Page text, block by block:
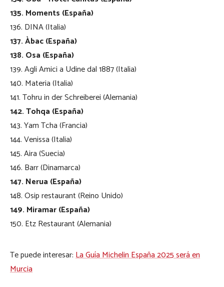
135. Moments (España)
136. DINA (Italia)
137. Àbac (España)
138. Osa (España)
139. Agli Amici a Udine dal 1887 (Italia)
140. Materia (Italia)
141. Tohru in der Schreiberei (Alemania)
142. Tohqa (España)
143. Yam Tcha (Francia)
144. Venissa (Italia)
145. Aira (Suecia)
146. Barr (Dinamarca)
147. Nerua (España)
148. Osip restaurant (Reino Unido)
149. Miramar (España)
150. Etz Restaurant (Alemania)
Te puede interesar:La Guía Michelin España 2025 será en
Murcia